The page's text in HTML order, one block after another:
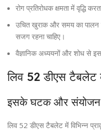
रोग प्रतिरोधक क्षमता में वृद्धि
उचित खुराक और समय का पालन
सजग रहना चाहिए।
वैज्ञानिक अध्ययनों और शोध से
लिव 52 डीएस टैबलेट
इसके घटक और संयोजन
लिव 52 डीएस टैबलेट में विभिन्न